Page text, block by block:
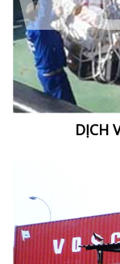
DỊCH